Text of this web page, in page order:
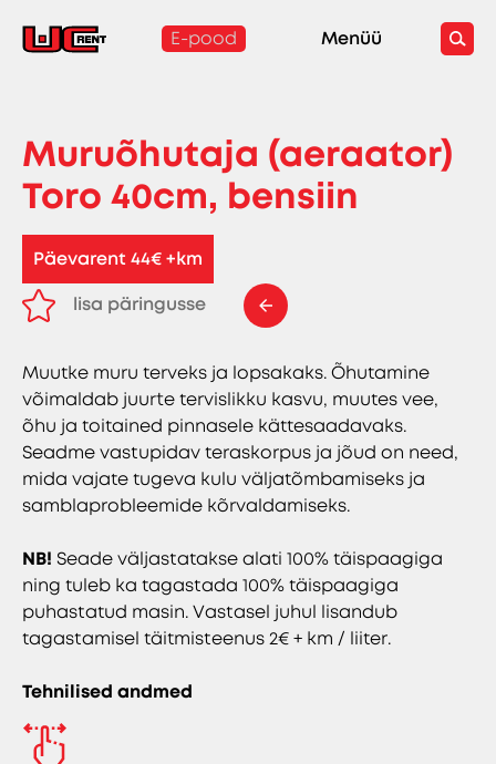
E-pood Menüü
Muruõhutaja (aeraator)
Toro 40cm, bensiin
Päevarent 44€ +km
lisa päringusse
Muutke muru terveks ja lopsakaks. Õhutamine
võimaldab juurte tervislikku kasvu, muutes vee,
õhu ja toitained pinnasele kättesaadavaks.
Seadme vastupidav teraskorpus ja jõud on need,
mida vajate tugeva kulu väljatõmbamiseks ja
samblaprobleemide kõrvaldamiseks.
NB! Seade väljastatakse alati 100% täispaagiga
ning tuleb ka tagastada 100% täispaagiga
puhastatud masin. Vastasel juhul lisandub
tagastamisel täitmisteenus 2€ + km / liiter.
Tehnilised andmed